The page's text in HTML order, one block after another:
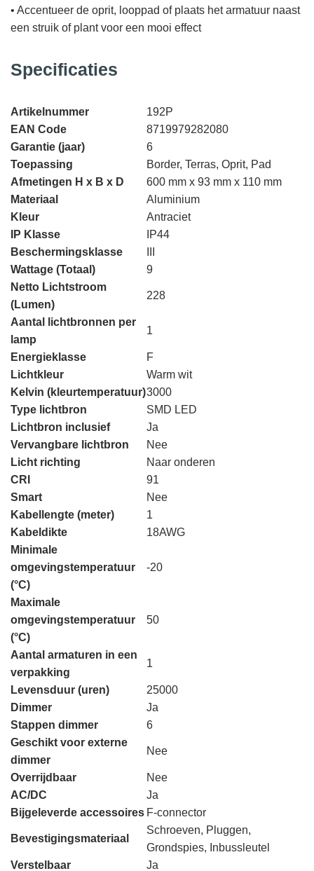
• Accentueer de oprit, looppad of plaats het armatuur naast
een struik of plant voor een mooi effect
Specificaties
Artikelnummer
192P
EAN Code
8719979282080
Garantie (jaar)
6
Toepassing
Border, Terras, Oprit, Pad
Afmetingen H x B x D
600 mm x 93 mm x 110 mm
Materiaal
Aluminium
Kleur
Antraciet
IP Klasse
IP44
Beschermingsklasse
Wattage (Totaal)
9
Netto Lichtstroom
(Lumen)
228
Aantal lichtbronnen per
lamp
1
Energieklasse
F
Lichtkleur
Warm wit
Kelvin (kleurtemperatuur)3000
Type lichtbron
SMD LED
Lichtbron inclusief
Ja
Vervangbare lichtbron
Nee
Licht richting
Naar onderen
CRI
91
Smart
Nee
Kabellengte (meter)
1
Kabeldikte
18AWG
Minimale
omgevingstemperatuur
(°C)
-20
Maximale
omgevingstemperatuur
(°C)
50
Aantal armaturen in een
verpakking
1
Levensduur (uren)
25000
Dimmer
Ja
Stappen dimmer
6
Geschikt voor externe
dimmer
Nee
Overrijdbaar
Nee
AC/DC
Ja
Bijgeleverde accessoires F-connector
Bevestigingsmateriaal
Schroeven, Pluggen,
Grondspies, Inbussleutel
Verstelbaar
Ja